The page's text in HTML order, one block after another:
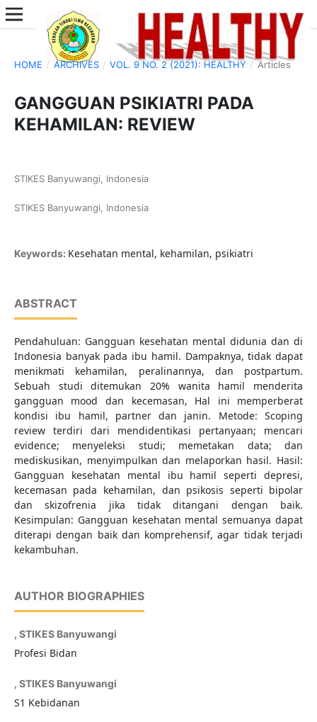
HOME / ARCHIVES / VOL. 9 NO. 2 (2021): HEALTHY / Articles
GANGGUAN PSIKIATRI PADA
KEHAMILAN: REVIEW
STIKES Banyuwangi, Indonesia
STIKES Banyuwangi, Indonesia
Keywords: Kesehatan mental, kehamilan, psikiatri
ABSTRACT
Pendahuluan: Gangguan kesehatan mental didunia dan di
Indonesia banyak pada ibu hamil. Dampaknya, tidak dapat
menikmati kehamilan, peralinannya, dan postpartum.
Sebuah studi ditemukan 20% wanita hamil menderita
gangguan mood dan kecemasan, Hal ini memperberat
kondisi ibu hamil, partner dan janin. Metode: Scoping
review terdiri dari mendidentikasi pertanyaan; mencari
evidence; menyeleksi studi; memetakan data; dan
mediskusikan, menyimpulkan dan melaporkan hasil. Hasil:
Gangguan kesehatan mental ibu hamil seperti depresi,
kecemasan pada kehamilan, dan psikosis seperti bipolar
dan skizofrenia jika tidak ditangani dengan baik.
Kesimpulan: Gangguan kesehatan mental semuanya dapat
diterapi dengan baik dan komprehensif, agar tidak terjadi
kekambuhan.
AUTHOR BIOGRAPHIES
, STIKES Banyuwangi
Profesi Bidan
, STIKES Banyuwangi
S1 Kebidanan